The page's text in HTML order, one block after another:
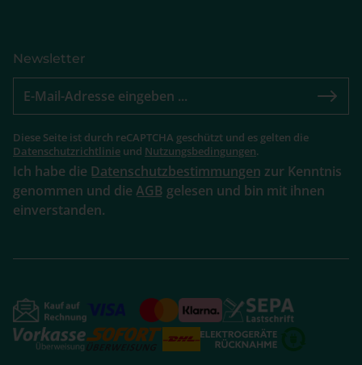
Newsletter
Diese Seite ist durch reCAPTCHA geschützt und es gelten die
Datenschutzrichtlinie und Nutzungsbedingungen.
Ich habe die Datenschutzbestimmungen zur Kenntnis
genommen und die AGB gelesen und bin mit ihnen
einverstanden.